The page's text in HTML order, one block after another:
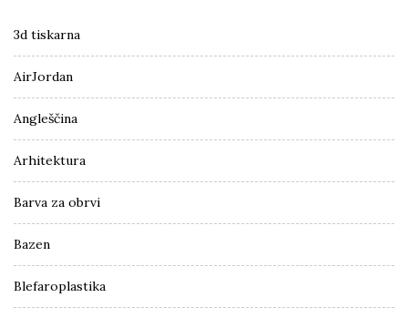
3d tiskarna
AirJordan
Angleščina
Arhitektura
Barva za obrvi
Bazen
Blefaroplastika